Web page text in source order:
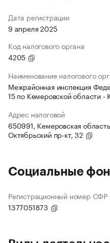
Дата регистрации
9 апреля 2025
Код налогового органа
4205
Наименование налогового
Межрайонная инспекция
15 по Кемеровской области -
Адрес налоговой
650991, Кемеровская
Октябрьский пр-кт, 32
Социальные
Регистрационный номер СФР
1377051873